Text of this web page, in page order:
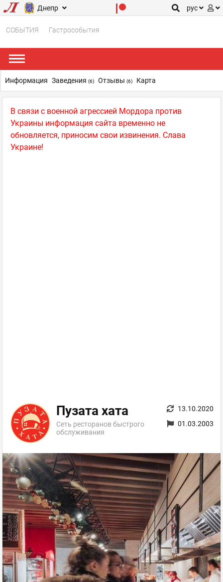
Днепр рус
СОБЫТИЯ Гастрособытия
В связи с военной агрессией Мордора против
Украины информация сайта временно не
обновляется, приносим свои извинения. Слава
Украине!
Пузата хата
Сеть ресторанов быстрого
обслуживания
13.10.2020
01.03.2003
Информация Заведения (6) Отзывы (6) Карта